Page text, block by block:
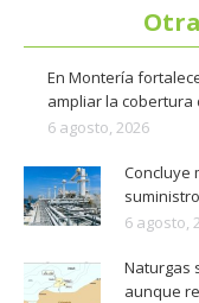
En Montería
ampliar la cobertura
6 agosto, 2026
Concluye
6 agosto,
Naturgas
aunque